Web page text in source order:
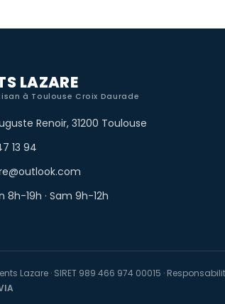
LAZARE
à Toulouse Croix Daurade
Renoir, 31200 Toulouse
13 94
8h-19h · Sam 9h-12h
Lazare · SIRET 989 466 974 00015 ·